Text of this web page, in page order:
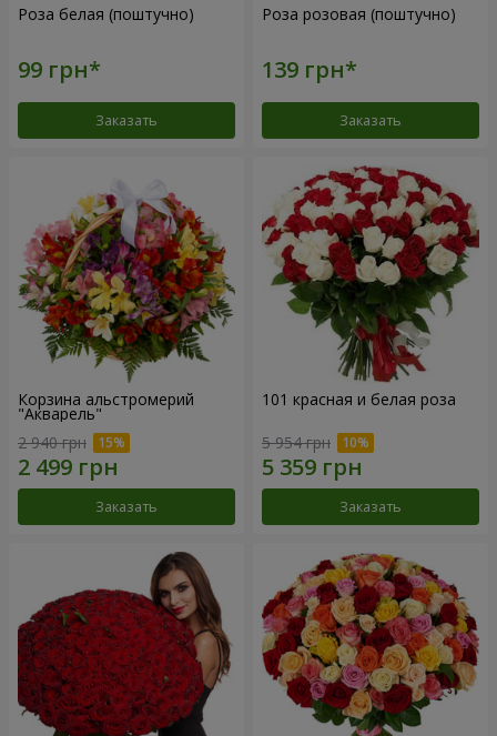
Роза белая (поштучно)
Заказать
Роза розовая (поштучно)
Заказать
Корзина альстромерий
"Акварель"
2 940 грн
Заказать
101 красная и белая роза
5 954 грн
Заказать